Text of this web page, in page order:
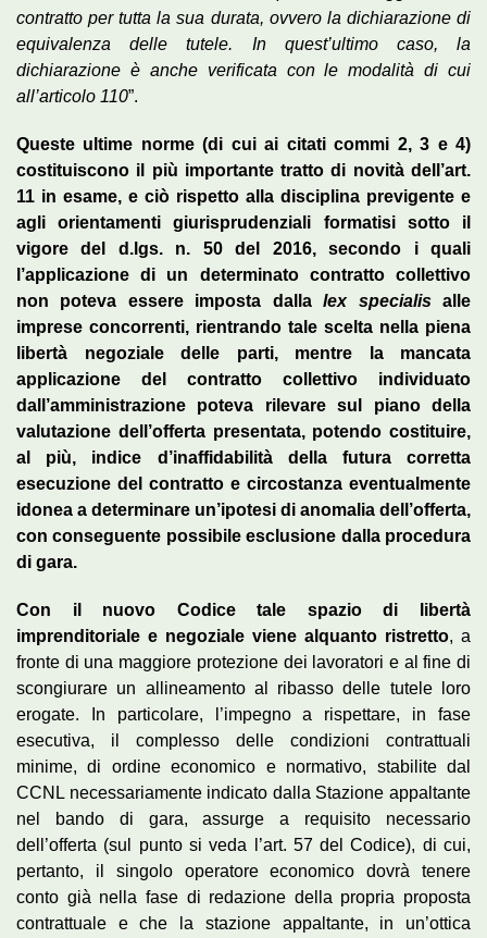
contratto per tutta la sua durata, ovvero la dichiarazione di
equivalenza delle tutele. In quest’ultimo caso, la
dichiarazione è anche verificata con le modalità di cui
all’articolo 110”.
Queste ultime norme (di cui ai citati commi 2, 3 e 4)
costituiscono il più importante tratto di novità dell’art.
11 in esame, e ciò rispetto alla disciplina previgente e
agli orientamenti giurisprudenziali formatisi sotto il
vigore del d.lgs. n. 50 del 2016, secondo i quali
l’applicazione di un determinato contratto collettivo
non poteva essere imposta dallalex specialisalle
imprese concorrenti, rientrando tale scelta nella piena
libertà negoziale delle parti, mentre la mancata
applicazione del contratto collettivo individuato
dall’amministrazione poteva rilevare sul piano della
valutazione dell’offerta presentata, potendo costituire,
al più, indice d’inaffidabilità della futura corretta
esecuzione del contratto e circostanza eventualmente
idonea a determinare un’ipotesi di anomalia dell’offerta,
con conseguente possibile esclusione dalla procedura
di gara.
Con il nuovo Codice tale spazio di libertà
imprenditoriale e negoziale viene alquanto ristretto, a
fronte di una maggiore protezione dei lavoratori e al fine di
scongiurare un allineamento al ribasso delle tutele loro
erogate. In particolare, l’impegno a rispettare, in fase
esecutiva, il complesso delle condizioni contrattuali
minime, di ordine economico e normativo, stabilite dal
CCNL necessariamente indicato dalla Stazione appaltante
nel bando di gara, assurge a requisito necessario
dell’offerta (sul punto si veda l’art. 57 del Codice), di cui,
pertanto, il singolo operatore economico dovrà tenere
conto già nella fase di redazione della propria proposta
contrattuale e che la stazione appaltante, in un’ottica